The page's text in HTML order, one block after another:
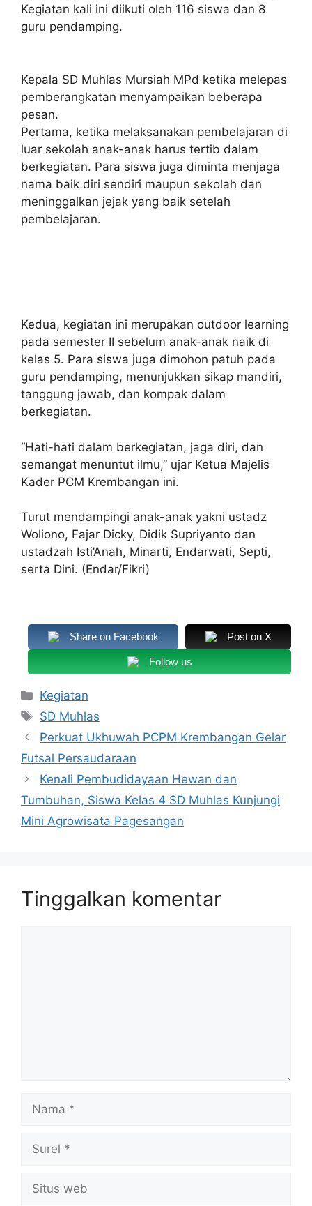
Kegiatan kali ini diikuti oleh 116 siswa dan 8
guru pendamping.
Kepala SD Muhlas Mursiah MPd ketika melepas
pemberangkatan menyampaikan beberapa
pesan.
Pertama, ketika melaksanakan pembelajaran di
luar sekolah anak-anak harus tertib dalam
berkegiatan. Para siswa juga diminta menjaga
nama baik diri sendiri maupun sekolah dan
meninggalkan jejak yang baik setelah
pembelajaran.
Kedua, kegiatan ini merupakan outdoor learning
pada semester II sebelum anak-anak naik di
kelas 5. Para siswa juga dimohon patuh pada
guru pendamping, menunjukkan sikap mandiri,
tanggung jawab, dan kompak dalam
berkegiatan.
“Hati-hati dalam berkegiatan, jaga diri, dan
semangat menuntut ilmu,” ujar Ketua Majelis
Kader PCM Krembangan ini.
Turut mendampingi anak-anak yakni ustadz
Woliono, Fajar Dicky, Didik Supriyanto dan
ustadzah Isti’Anah, Minarti, Endarwati, Septi,
serta Dini. (Endar/Fikri)
Share on Facebook Post on X
Follow us
Kategori
Kegiatan
Tag
SD Muhlas
Perkuat Ukhuwah PCPM Krembangan Gelar
Futsal Persaudaraan
Kenali Pembudidayaan Hewan dan
Tumbuhan, Siswa Kelas 4 SD Muhlas Kunjungi
Mini Agrowisata Pagesangan
Tinggalkan komentar
web